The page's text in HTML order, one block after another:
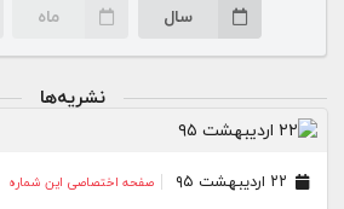
سال ماه
نشریه‌ها
صفحه اختصاصی این شماره